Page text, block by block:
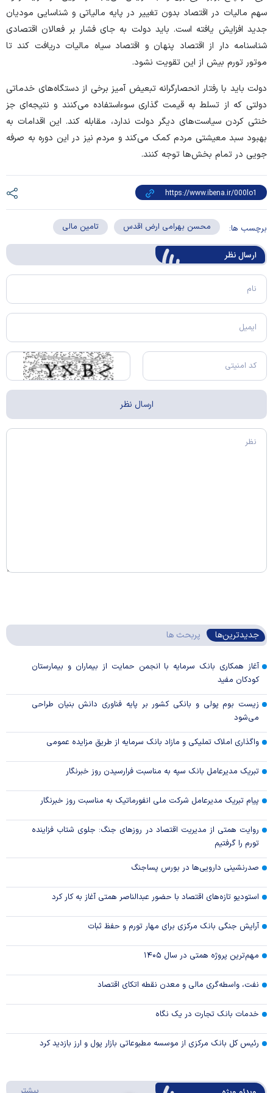
سهم مالیات در اقتصاد بدون تغییر در پایه مالیاتی و شناسایی مودیان
جدید افزایش یافته است. باید دولت به جای فشار بر فعالان اقتصادی
شناسنامه دار از اقتصاد پنهان و اقتصاد سیاه مالیات دریافت کند تا
موتور تورم بیش از این تقویت نشود.
دولت باید با رفتار انحصارگرانه تبعیض آمیز برخی از دستگاه‌های خدماتی
دولتی که از تسلط به قیمت گذاری سوءاستفاده می‌کنند و نتیجه‌ای جز
خنثی کردن سیاست‌های دیگر دولت ندارد، مقابله کند. این اقدامات به
بهبود سبد معیشتی مردم کمک می‌کند و مردم نیز در این دوره به صرفه
جویی در تمام بخش‌ها توجه کنند.
برچسب ها: محسن بهرامی ارض اقدس تامین مالی
ارسال‌ نظر
جدیدترین‌ها پربحث ها
آغاز همکاری بانک سرمایه با انجمن حمایت از بیماران و بیمارستان
کودکان مفید
زیست بوم پولی و بانکی کشور بر پایه فناوری دانش بنیان طراحی
می‌شود
واگذاری املاک تملیکی و مازاد بانک سرمایه از طریق مزایده عمومی
تبریک مدیرعامل بانک سپه به مناسبت فرارسیدن روز خبرنگار
پیام تبریک مدیرعامل شرکت ملی انفورماتیک به مناسبت روز خبرنگار
روایت همتی از مدیریت اقتصاد در روزهای جنگ: جلوی شتاب فزاینده
تورم را گرفتیم
صدرنشینی دارویی‌ها در بورس پساجنگ
استودیو تازه‌های اقتصاد با حضور عبدالناصر همتی آغاز به کار کرد
آرایش جنگی بانک مرکزی برای مهار تورم و حفظ ثبات
مهم‌ترین پروژه همتی در سال ۱۴۰۵
نفت، واسطه‌گری مالی و معدن نقطه اتکای اقتصاد
خدمات بانک تجارت در یک نگاه
رئیس کل بانک مرکزی از موسسه مطبوعاتی بازار پول و ارز بازدید کرد